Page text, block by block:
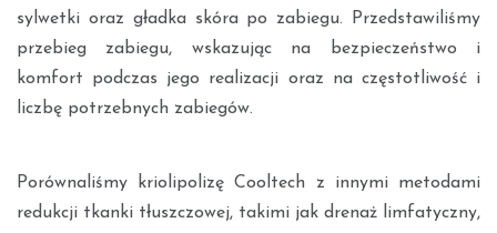
sylwetki oraz gładka skóra po zabiegu. Przedstawiliśmy
przebieg zabiegu, wskazując na bezpieczeństwo i
komfort podczas jego realizacji oraz na częstotliwość i
liczbę potrzebnych zabiegów.
Porównaliśmy kriolipolizę Cooltech z innymi metodami
redukcji tkanki tłuszczowej, takimi jak drenaż limfatyczny,